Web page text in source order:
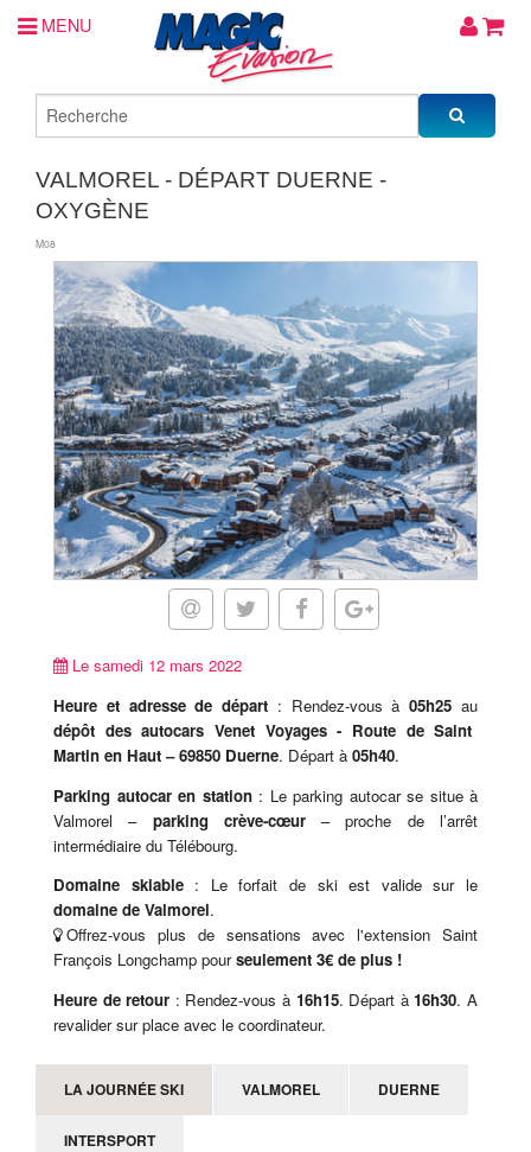
MENU
VALMOREL - DÉPART DUERNE -
OXYGÈNE
M08
Le samedi 12 mars 2022
Heure et adresse de départ : Rendez-vous à05h25au
dépôt des autocars Venet Voyages - Route de Saint
Martin en Haut – 69850 Duerne. Départ à 05h40.
Parking autocar en station: Le parking autocar se situe à
Valmorel – parking crève-cœur– proche de l’arrêt
intermédiaire du Télébourg.
Domaine skiable : Le forfait de ski est valide sur le
domaine de Valmorel.
Offrez-vous plus de sensations avec l'extension Saint
François Longchamp pourseulement 3€ de plus !
Heure de retour : Rendez-vous à 16h15. Départ à16h30. A
revalider sur place avec le coordinateur.
LA JOURNÉE SKI VALMOREL DUERNE
INTERSPORT